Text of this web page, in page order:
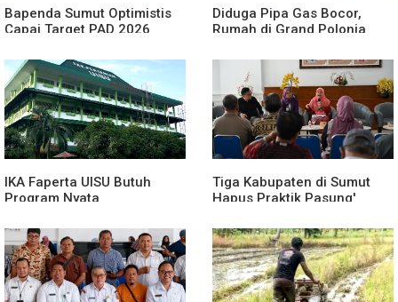
Bapenda Sumut Optimistis
Capai Target PAD 2026
Diduga Pipa Gas Bocor,
Rumah di Grand Polonia
IKA Faperta UISU Butuh
Program Nyata
Tiga Kabupaten di Sumut
Hapus Praktik Pasung'